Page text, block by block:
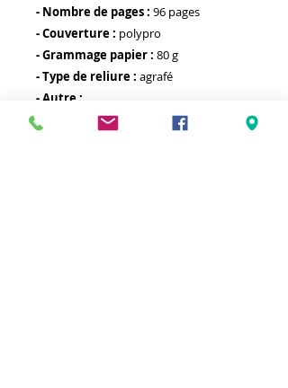
- Nombre de pages : 96 pages
- Couverture : polypro
- Grammage papier : 80 g
- Type de reliure : agrafé
- Autre :